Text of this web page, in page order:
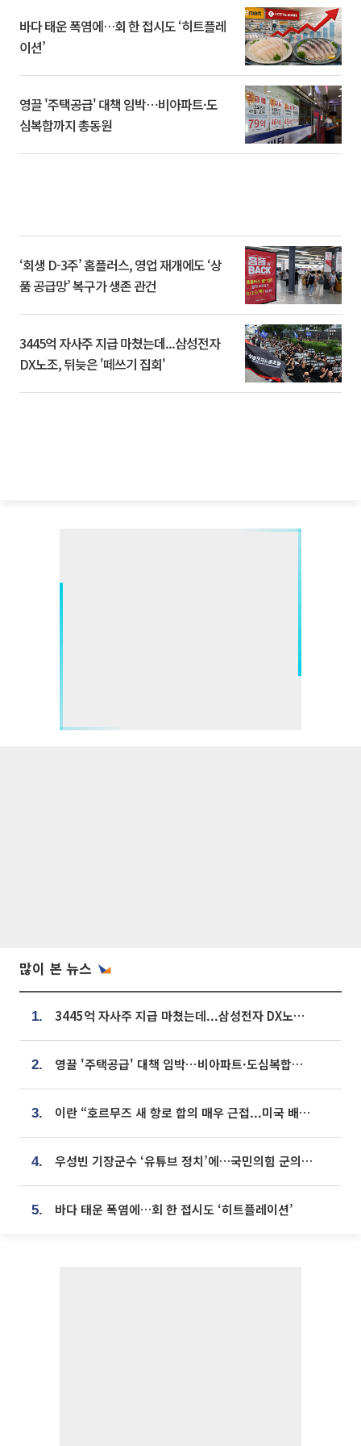
바다 태운 폭염에…회 한 접시도 ‘히트플레
이션’
영끌 '주택공급' 대책 임박⋯비아파트·도
심복합까지 총동원
‘회생 D-3주’ 홈플러스, 영업 재개에도 ‘상
품 공급망’ 복구가 생존 관건
3445억 자사주 지급 마쳤는데...삼성전자
DX노조, 뒤늦은 '떼쓰기 집회'
많이 본 뉴스
1. 3445억 자사주 지급 마쳤는데...삼성전자 DX노조, 뒤늦은 '떼쓰기 집회'
2. 영끌 '주택공급' 대책 임박⋯비아파트·도심복합까지 총동원
3. 이란 “호르무즈 새 항로 합의 매우 근접...미국 배상 먼저”
4. 우성빈 기장군수 ‘유튜브 정치’에…국민의힘 군의원들 집단 반발
5. 바다 태운 폭염에…회 한 접시도 ‘히트플레이션’